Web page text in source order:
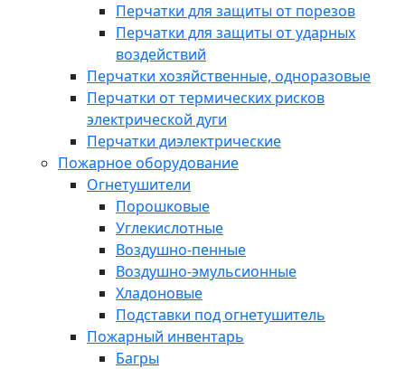
Перчатки для защиты от порезов
Перчатки для защиты от ударных
воздействий
Перчатки хозяйственные, одноразовые
Перчатки от термических рисков
электрической дуги
Перчатки диэлектрические
Пожарное оборудование
Огнетушители
Порошковые
Углекислотные
Воздушно-пенные
Воздушно-эмульсионные
Хладоновые
Подставки под огнетушитель
Пожарный инвентарь
Багры